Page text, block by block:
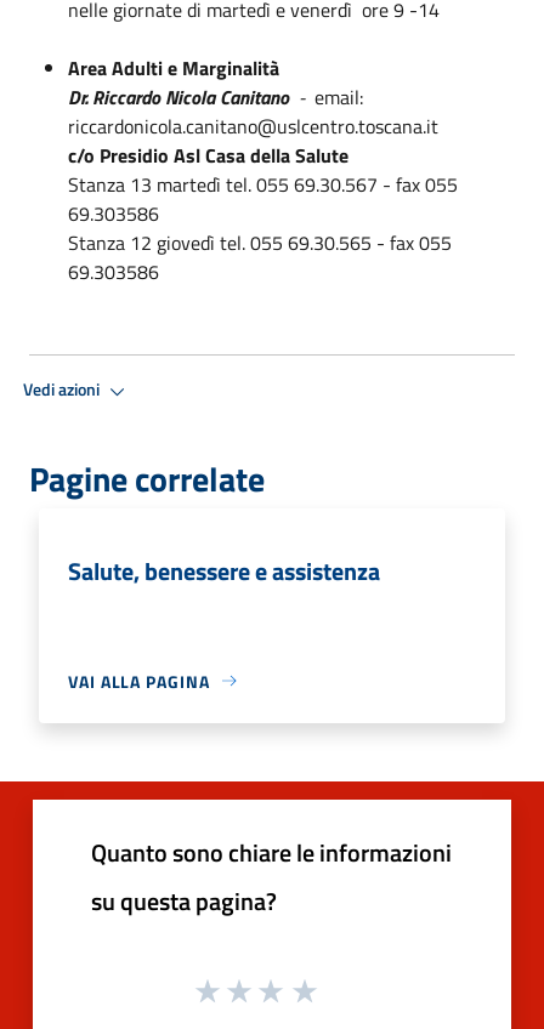
nelle giornate di martedì e venerdì ore 9 -14
Area Adulti e Marginalità
Dr.Riccardo Nicola Canitano - email:
riccardonicola.canitano@uslcentro.toscana.it
c/o Presidio Asl Casa della Salute
Stanza 13 martedì tel. 055 69.30.567 - fax 055
69.303586
Stanza 12 giovedì tel. 055 69.30.565 - fax 055
69.303586
Vedi azioni
Pagine correlate
Salute, benessere e assistenza
VAI ALLA PAGINA
Quanto sono chiare le informazioni
su questa pagina?